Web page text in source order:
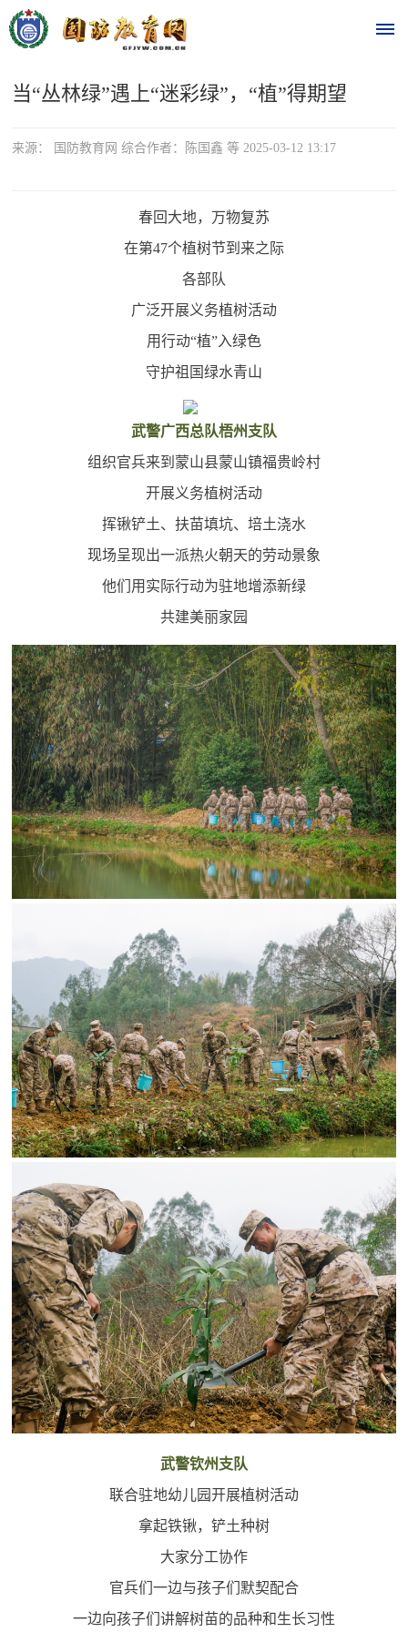
首
页
政
要
时
政
要
踪
热
点
追
踪
防
法
防
法
规
防
知
识
国
防
知
识
全
民
国
全
民
国
防
子
弟
兵
子
弟
兵
国
防
动
国
防
动
员
人
民
防
空
人
民
防
国
防
库
国
防
英
模
当“丛林绿”遇上“迷彩绿”，“植”得期望
来源： 国防教育网 综合作者：陈国鑫 等 2025-03-12 13:17
春回大地，万物复苏
在第47个植树节到来之际
各部队
广泛开展义务植树活动
用行动“植”入绿色
守护祖国绿水青山
武警广西总队梧州支队
组织官兵来到蒙山县蒙山镇福贵岭村
开展义务植树活动
挥锹铲土、扶苗填坑、培土浇水
现场呈现出一派热火朝天的劳动景象
他们用实际行动为驻地增添新绿
共建美丽家园
武警钦州支队
联合驻地幼儿园开展植树活动
拿起铁锹，铲土种树
大家分工协作
官兵们一边与孩子们默契配合
一边向孩子们讲解树苗的品种和生长习性